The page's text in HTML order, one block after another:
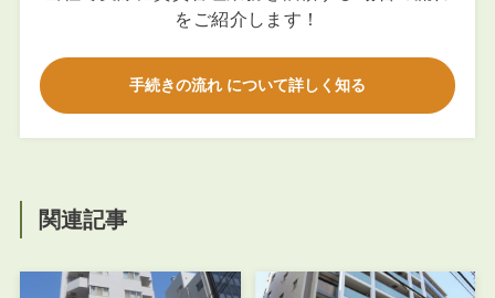
をご紹介します！
手続きの流れ について詳しく知る
関連記事